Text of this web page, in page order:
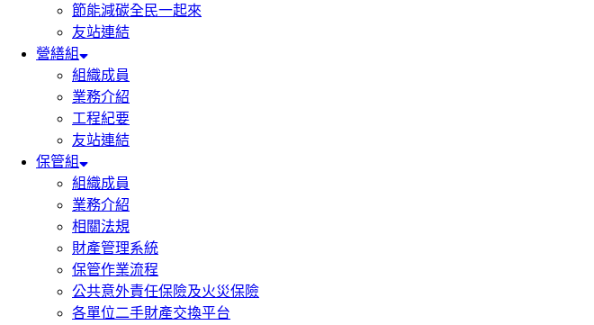
節能減碳全民一起來
友站連結
營繕組
組織成員
業務介紹
工程紀要
友站連結
保管組
組織成員
業務介紹
相關法規
財產管理系統
保管作業流程
公共意外責任保險及火災保險
各單位二手財產交換平台